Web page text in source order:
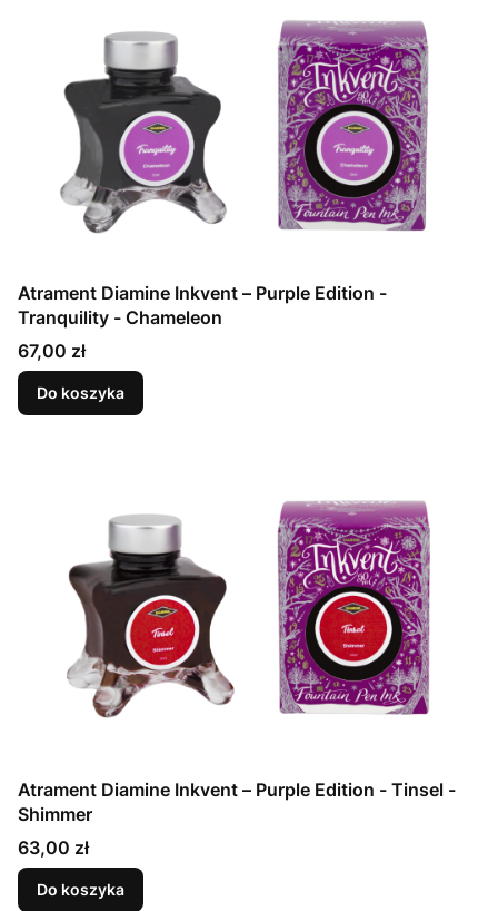
Atrament Diamine Inkvent – Purple Edition -
Tranquility - Chameleon
Cena
67,00 zł
Do koszyka
Atrament Diamine Inkvent – Purple Edition - Tinsel -
Shimmer
Cena
63,00 zł
Do koszyka